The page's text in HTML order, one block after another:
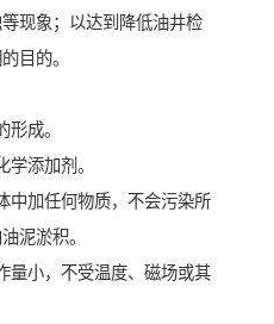
现象；以达到降低油井检
目的。
成。
添加剂。
中加任何物质，不会污染所
泥淤积。
量小，不受温度、磁场或其